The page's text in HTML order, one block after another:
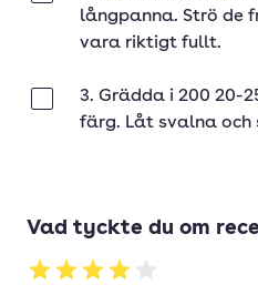
långpanna. Strö de
vara riktigt fullt.
3. Grädda i 200 20-
färg. Låt svalna och
Vad tyckte du om